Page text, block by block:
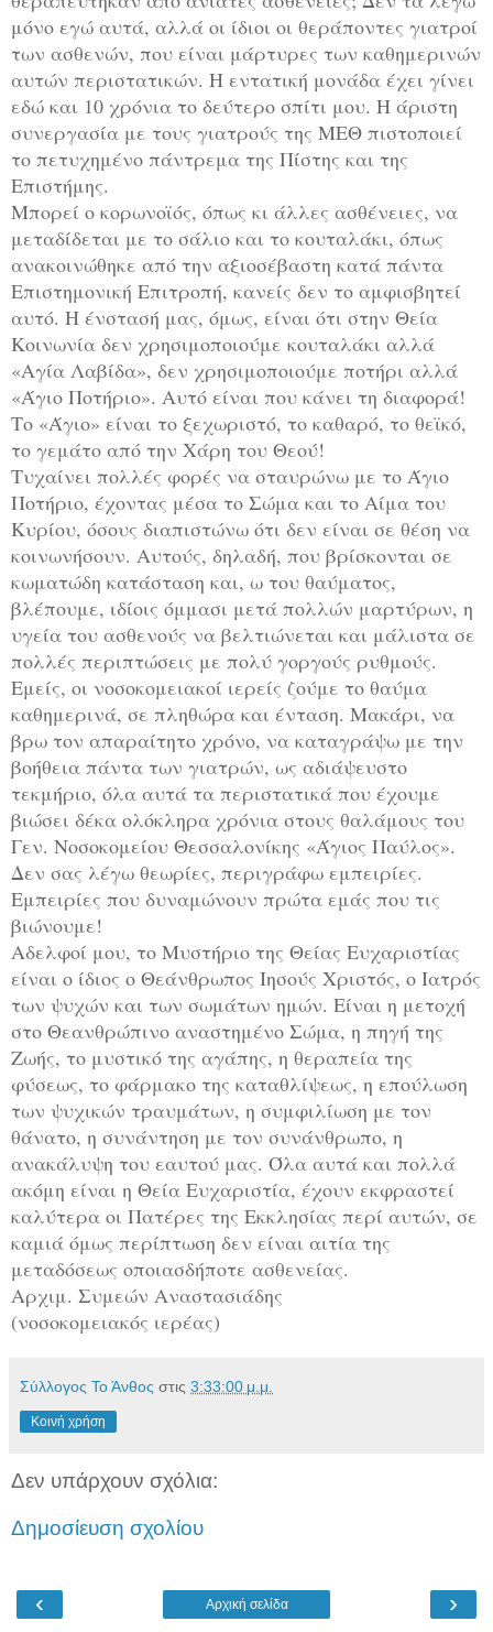
μόνο εγώ αυτά, αλλά οι ίδιοι οι θεράποντες γιατροί
των ασθενών, που είναι μάρτυρες των καθημερινών
αυτών περιστατικών. Η εντατική μονάδα έχει γίνει
εδώ και 10 χρόνια το δεύτερο σπίτι μου. Η άριστη
συνεργασία με τους γιατρούς της ΜΕΘ πιστοποιεί
το πετυχημένο πάντρεμα της Πίστης και της
Επιστήμης.
Μπορεί ο κορωνοϊός, όπως κι άλλες ασθένειες, να
μεταδίδεται με το σάλιο και το κουταλάκι, όπως
ανακοινώθηκε από την αξιοσέβαστη κατά πάντα
Επιστημονική Επιτροπή, κανείς δεν το αμφισβητεί
αυτό. Η ένστασή μας, όμως, είναι ότι στην Θεία
Κοινωνία δεν χρησιμοποιούμε κουταλάκι αλλά
«Αγία Λαβίδα», δεν χρησιμοποιούμε ποτήρι αλλά
«Άγιο Ποτήριο». Αυτό είναι που κάνει τη διαφορά!
Το «Άγιο» είναι το ξεχωριστό, το καθαρό, το θεϊκό,
το γεμάτο από την Χάρη του Θεού!
Τυχαίνει πολλές φορές να σταυρώνω με το Άγιο
Ποτήριο, έχοντας μέσα το Σώμα και το Αίμα του
Κυρίου, όσους διαπιστώνω ότι δεν είναι σε θέση να
κοινωνήσουν. Αυτούς, δηλαδή, που βρίσκονται σε
κωματώδη κατάσταση και, ω του θαύματος,
βλέπουμε, ιδίοις όμμασι μετά πολλών μαρτύρων, η
υγεία του ασθενούς να βελτιώνεται και μάλιστα σε
πολλές περιπτώσεις με πολύ γοργούς ρυθμούς.
Εμείς, οι νοσοκομειακοί ιερείς ζούμε το θαύμα
καθημερινά, σε πληθώρα και ένταση. Μακάρι, να
βρω τον απαραίτητο χρόνο, να καταγράψω με την
βοήθεια πάντα των γιατρών, ως αδιάψευστο
τεκμήριο, όλα αυτά τα περιστατικά που έχουμε
βιώσει δέκα ολόκληρα χρόνια στους θαλάμους του
Γεν. Νοσοκομείου Θεσσαλονίκης «Άγιος Παύλος».
Δεν σας λέγω θεωρίες, περιγράφω εμπειρίες.
Εμπειρίες που δυναμώνουν πρώτα εμάς που τις
βιώνουμε!
Αδελφοί μου, το Μυστήριο της Θείας Ευχαριστίας
είναι ο ίδιος ο Θεάνθρωπος Ιησούς Χριστός, ο Ιατρός
των ψυχών και των σωμάτων ημών. Είναι η μετοχή
στο Θεανθρώπινο αναστημένο Σώμα, η πηγή της
Ζωής, το μυστικό της αγάπης, η θεραπεία της
φύσεως, το φάρμακο της καταθλίψεως, η επούλωση
των ψυχικών τραυμάτων, η συμφιλίωση με τον
θάνατο, η συνάντηση με τον συνάνθρωπο, η
ανακάλυψη του εαυτού μας. Όλα αυτά και πολλά
ακόμη είναι η Θεία Ευχαριστία, έχουν εκφραστεί
καλύτερα οι Πατέρες της Εκκλησίας περί αυτών, σε
καμιά όμως περίπτωση δεν είναι αιτία της
μεταδόσεως οποιασδήποτε ασθενείας.
Αρχιμ. Συμεών Αναστασιάδης
(νοσοκομειακός ιερέας)
Σύλλογος Το Άνθος στις 3:33:00 μ.μ.
Κοινή χρήση
Δεν υπάρχουν σχόλια:
Δημοσίευση σχολίου
‹ ›
Αρχική σελίδα